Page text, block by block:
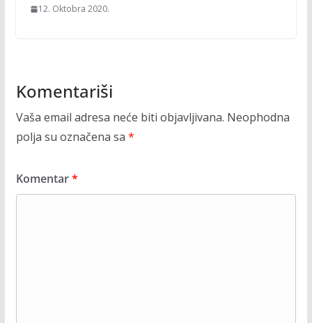
12. Oktobra 2020.
Komentariši
Vaša email adresa neće biti objavljivana. Neophodna
polja su označena sa *
Komentar*